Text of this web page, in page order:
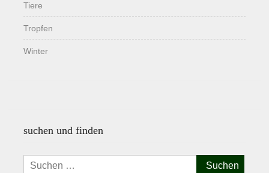
Tiere
Tropfen
Winter
suchen und finden
Suchen